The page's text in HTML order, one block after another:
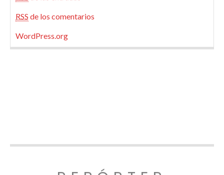
RSS de los comentarios
WordPress.org